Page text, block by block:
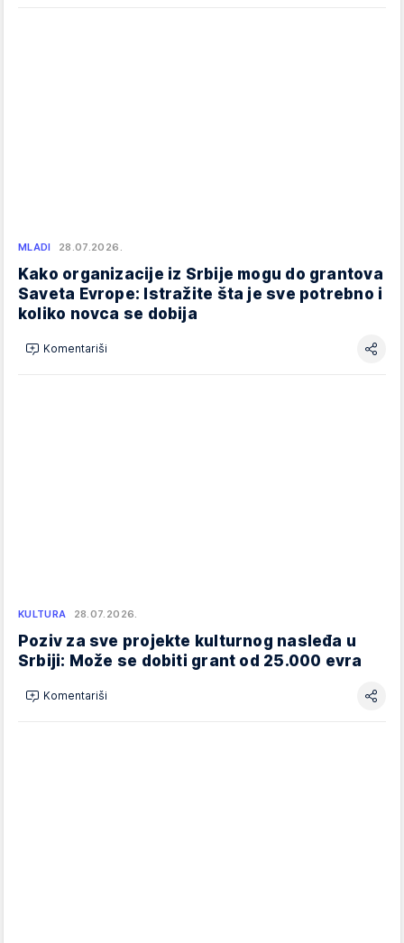
MLADI 28.07.2026.
Kako organizacije iz Srbije mogu do grantova
Saveta Evrope: Istražite šta je sve potrebno i
koliko novca se dobija
Komentariši
KULTURA 28.07.2026.
Poziv za sve projekte kulturnog nasleđa u
Srbiji: Može se dobiti grant od 25.000 evra
Komentariši